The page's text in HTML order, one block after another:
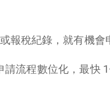
報稅紀錄，就有機會
請流程數位化，最快